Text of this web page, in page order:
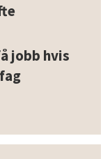
jobb hvis